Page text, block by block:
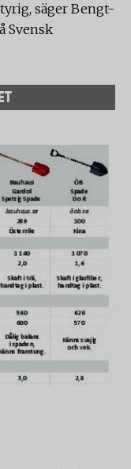
säger Bengt-
Svensk